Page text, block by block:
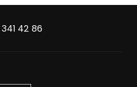
341 42 86